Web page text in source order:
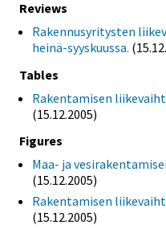
Reviews
Rakennusyritysten
heinä-syyskuussa.
Tables
Rakentamisen
(15.12.2005)
Figures
Maa- ja
(15.12.2005)
Rakentamisen
(15.12.2005)